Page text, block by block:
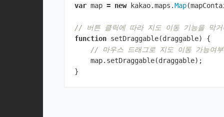
var map = new kakao.maps .Map(
// 버튼 클릭에 따라 지도 이동 기능을 막
function setDraggable(draggable)
{
// 마우스 드래그로 지도 이동 가능여부
map. setDraggable(draggable);
}